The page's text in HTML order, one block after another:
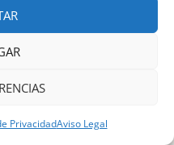
PrivacidadAviso Legal